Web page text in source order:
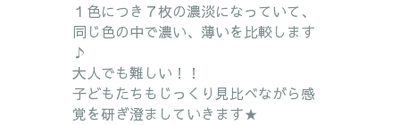
１色につき７枚の濃淡になっていて、
同じ色の中で濃い、薄いを比較します
♪
大人でも難しい！！
子どもたちもじっくり見比べながら感
覚を研ぎ澄ましていきます★